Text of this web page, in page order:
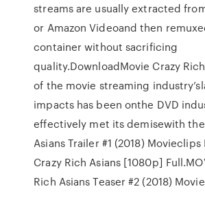
streams are usually extracted
or Amazon Videoand then
container without sacrificing
quality.DownloadMovie Crazy
of the movie streaming
impacts has been onthe DVD
effectively met its demisewith the
Asians Trailer #1 (2018) Movieclips
Crazy Rich Asians [1080p]
Rich Asians Teaser #2 (2018)